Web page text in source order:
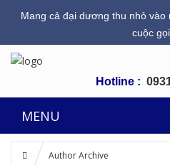
Mang cả đại dương thu nhỏ
cuộc
Hotline :
MENU
Author Archive